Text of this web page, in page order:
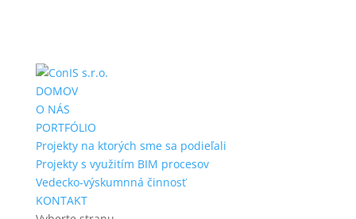
DOMOV
O NÁS
PORTFÓLIO
Projekty na ktorých sme sa podieľali
Projekty s využitím BIM procesov
Vedecko-výskumnná činnosť
KONTAKT